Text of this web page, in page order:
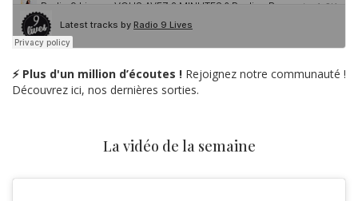
⚡ Plus d'un million d’écoutes ! Rejoignez notre communauté !
Découvrez ici, nos dernières sorties.
La vidéo de la semaine